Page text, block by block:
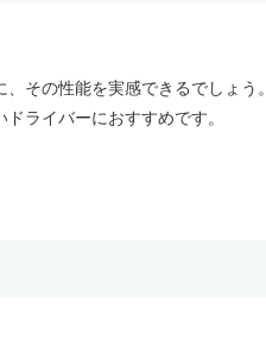
その性能を実感できるでしょう。
ライバーにおすすめです。